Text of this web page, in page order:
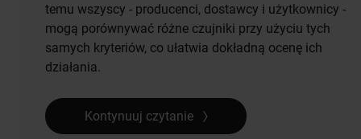
temu wszyscy - producenci, dostawcy i użytkownicy -
mogą porównywać różne czujniki przy użyciu tych
samych kryteriów, co ułatwia dokładną ocenę ich
działania.
Kontynuuj czytanie